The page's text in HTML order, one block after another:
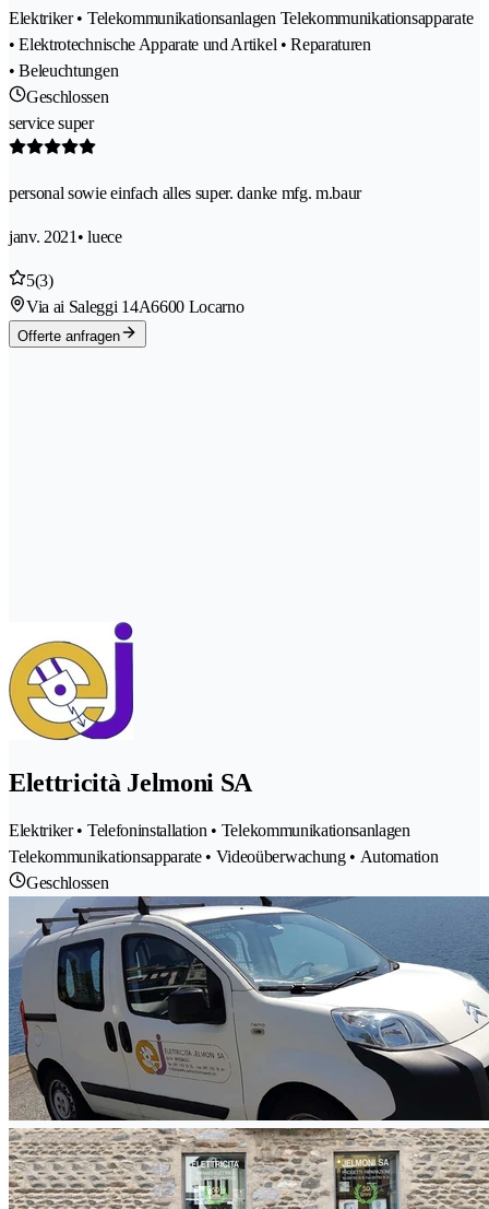
Elektriker • Telekommunikationsanlagen Telekommunikationsapparate
• Elektrotechnische Apparate und Artikel • Reparaturen
• Beleuchtungen
Geschlossen
service super
personal sowie einfach alles super. danke mfg. m.baur
janv. 2021 • luece
5(3)
Via ai Saleggi 14A6600 Locarno
Offerte anfragen
Elettricità Jelmoni SA
Elektriker • Telefoninstallation • Telekommunikationsanlagen
Telekommunikationsapparate • Videoüberwachung • Automation
Geschlossen